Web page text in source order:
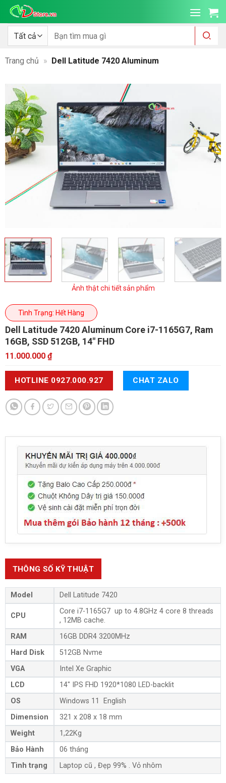
qua
dung
Tìm
kiếm:
Trang chủ » Dell Latitude 7420 Aluminum
Ảnh thật chi tiết sản phẩm
Tình Trạng: Hết Hàng
Dell Latitude 7420 Aluminum Core i7-1165G7, Ram
16GB, SSD 512GB, 14" FHD
11.000.000 ₫
HOTLINE 0927.000.927 CHAT ZALO
THÔNG SỐ KỸ THUẬT
Model Dell Latitude 7420
CPU
Core i7-1165G7 up to 4.8GHz 4 core 8 threads
, 12MB cache.
RAM
16GB DDR4 3200MHz
Hard Disk
512GB Nvme
VGA
Intel Xe Graphic
LCD
14″ IPS FHD 1920*1080 LED-backlit
OS
Windows 11 English
Dimension
321 x 208 x 18 mm
Weight
1,22Kg
Bảo Hành
06 tháng
Tình trạng
Laptop cũ , Đẹp 99% . Vỏ nhôm